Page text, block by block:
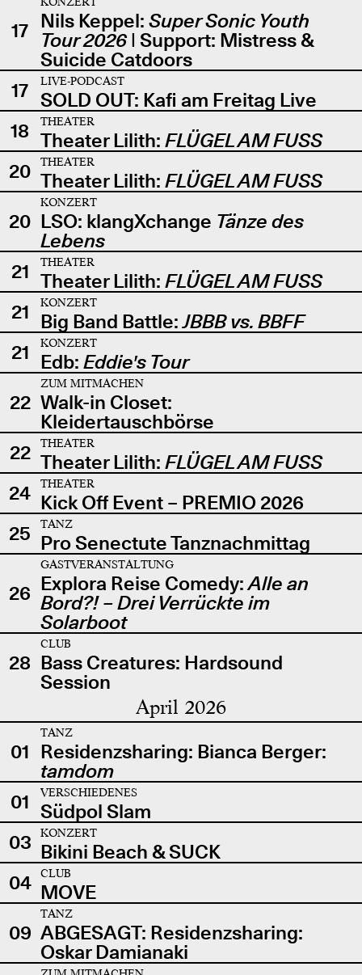
17 Nils Keppel: Super Sonic Youth
Tour 2026| Support: Mistress &
Suicide Catdoors
17
LIVE-PODCAST
SOLD OUT: Kafi am Freitag Live
18
THEATER
Theater Lilith: FLÜGEL AM FUSS
20
THEATER
Theater Lilith: FLÜGEL AM FUSS
20
KONZERT
LSO: klangXchange Tänze des
Lebens
21
THEATER
Theater Lilith: FLÜGEL AM FUSS
21
KONZERT
Big Band Battle:JBBB vs. BBFF
21
KONZERT
Edb: Eddie's Tour
22
ZUM MITMACHEN
Walk-in Closet:
Kleidertauschbörse
22
THEATER
Theater Lilith: FLÜGEL AM FUSS
24
THEATER
Kick Off Event – PREMIO 2026
25
TANZ
Pro Senectute Tanznachmittag
26
GASTVERANSTALTUNG
Explora Reise Comedy:Alle an
Bord?! – Drei Verrückte im
Solarboot
28
CLUB
Bass Creatures: Hardsound
Session
April 2026
01
TANZ
Residenzsharing: Bianca Berger:
tamdom
01
VERSCHIEDENES
Südpol Slam
03
KONZERT
Bikini Beach & SUCK
04
CLUB
MOVE
09
TANZ
ABGESAGT: Residenzsharing:
Oskar Damianaki